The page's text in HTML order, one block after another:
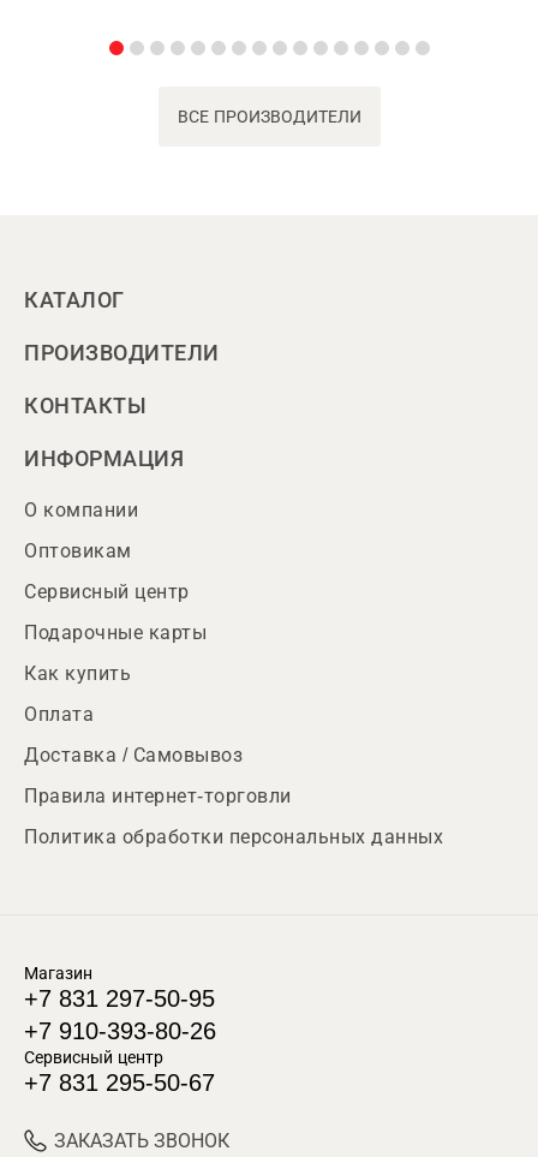
ВСЕ ПРОИЗВОДИТЕЛИ
КАТАЛОГ
ПРОИЗВОДИТЕЛИ
КОНТАКТЫ
ИНФОРМАЦИЯ
О компании
Оптовикам
Сервисный центр
Подарочные карты
Как купить
Оплата
Доставка / Самовывоз
Правила интернет-торговли
Политика обработки персональных данных
Магазин
+7 831 297-50-95
+7 910-393-80-26
Сервисный центр
+7 831 295-50-67
ЗАКАЗАТЬ ЗВОНОК